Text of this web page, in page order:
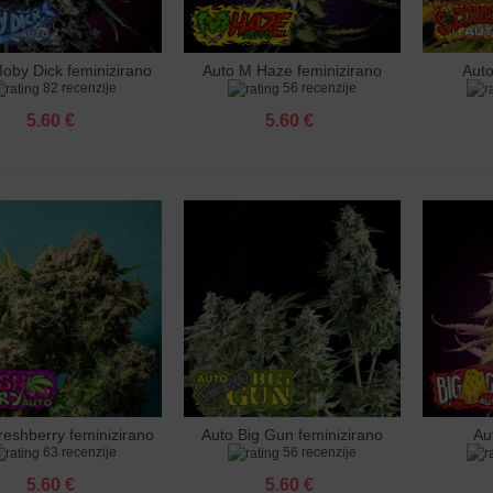
Jack Herer feminizirano sjeme
€
Mimosa feminizirano sjeme
feminizirano sjeme
€
Grapefruit feminizirano sjeme
€
Moby Dick feminizirano sjeme
€
u košaricu
Dick feminizirano
sjeme
82 recenzije
5.60 €
Dodaj u košaricu
Auto M Haze feminizirano
sjeme
56 recenzije
5.60 €
u košaricufeminizirano
sjeme
63 recenzije
5.60 €
Dodaj u košaricu
Auto Big Gun feminizirano
sjeme
56 recenzije
5.60 €